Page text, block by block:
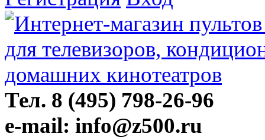
Тел. 8 (495) 798-26-96
e-mail: info@z500.ru